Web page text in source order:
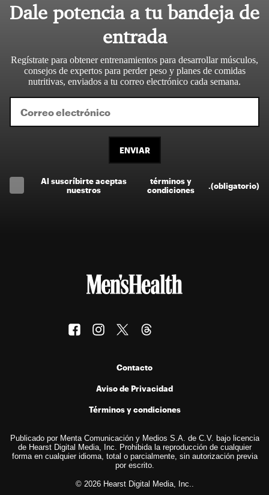
Dale potencia a tu bandeja de
entrada
Regístrate para obtener entrenamientos para desarrollar músculos,
consejos de expertos para perder peso y planes de comidas
nutritivas, enviados a tu correo electrónico cada semana.
ENVIAR
Al suscríbirte aceptas
nuestros
términos y
condiciones
(obligatorio)
Contacto
Aviso de Privacidad
Términos y condiciones
Publicado por Menta Comunicación y Medios S.A. de C.V. bajo licencia
de Hearst Digital Media, Inc. Prohibida la reproducción de cualquier
forma en cualquier idioma, total o parcialmente, sin autorización previa
por escrito.
© 2026 Hearst Digital Media, Inc..